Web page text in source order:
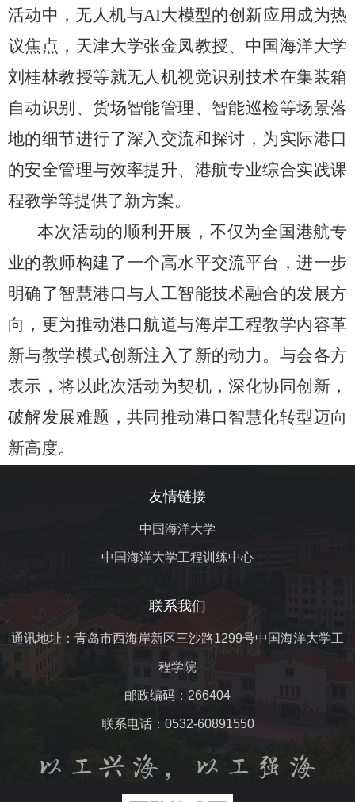
活动中，无人机与AI大模型的创新应用成为热
议焦点，天津大学张金凤教授、中国海洋大学
刘桂林教授等就无人机视觉识别技术在集装箱
自动识别、货场智能管理、智能巡检等场景落
地的细节进行了深入交流和探讨，为实际港口
的安全管理与效率提升、港航专业综合实践课
程教学等提供了新方案。
本次活动的顺利开展，不仅为全国港航专
业的教师构建了一个高水平交流平台，进一步
明确了智慧港口与人工智能技术融合的发展方
向，更为推动港口航道与海岸工程教学内容革
新与教学模式创新注入了新的动力。与会各方
表示，将以此次活动为契机，深化协同创新，
破解发展难题，共同推动港口智慧化转型迈向
新高度。
友情链接
中国海洋大学
中国海洋大学工程训练中心
联系我们
通讯地址：青岛市西海岸新区三沙路1299号中国海洋大学工
程学院
邮政编码：266404
联系电话：0532-60891550